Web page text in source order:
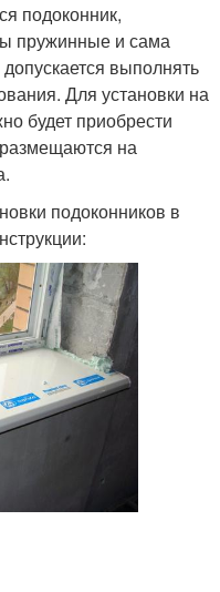
подоконник,
пружинные и сама
выполнять
Для установки на
будет приобрести
на
подоконников в